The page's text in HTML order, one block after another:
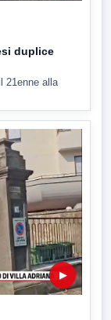
duplice
21enne alla
▶